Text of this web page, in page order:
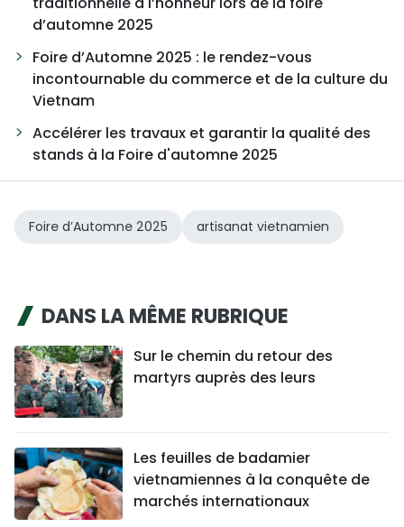
d’automne 2025
Foire d’Automne 2025 : le rendez-vous
incontournable du commerce et de la culture du
Vietnam
Accélérer les travaux et garantir la qualité des
stands à la Foire d'automne 2025
Foire d’Automne 2025 artisanat vietnamien
DANS LA MÊME RUBRIQUE
Sur le chemin du retour des
martyrs auprès des leurs
Les feuilles de badamier
vietnamiennes à la conquête de
marchés internationaux